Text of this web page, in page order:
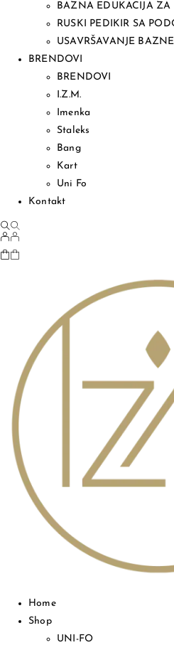
BAZNA EDUKACIJA
RUSKI PEDIKIR SA
USAVRŠAVANJE
BRENDOVI
BRENDOVI
I.Z.M.
Imenka
Staleks
Bang
Kart
Uni Fo
Kontakt
Home
Shop
UNI-FO